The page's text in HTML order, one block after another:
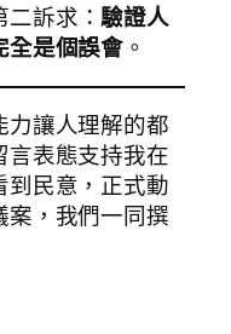
二訴求：驗證人
全是個誤會 。
讓人理解的都
表態支持我在
民意，正式動
，我們一同撰